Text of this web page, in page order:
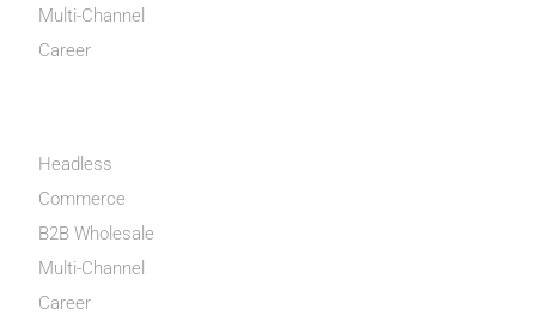
Multi-Channel
Career
Headless
Commerce
B2B Wholesale
Multi-Channel
Career